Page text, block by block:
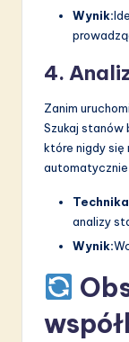
Wynik:
4.
Zanim
Szukaj stanów
które nigdy się
analizy
Wynik: